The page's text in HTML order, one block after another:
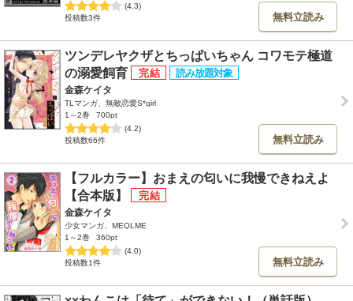
(4.3)
投稿数3件
無料立読み
ツンデレヤクザとちっぱいちゃん コワモテ極道
の溺愛飼育
金森ケイタ
TLマンガ、無敵恋愛S*girl
1～2巻
700pt
(4.2)
投稿数66件
無料立読み
【フルカラー】おまえの匂いに我慢できねえよ
【合本版】
金森ケイタ
少女マンガ、MEQLME
1～2巻
360pt
(4.0)
投稿数1件
無料立読み